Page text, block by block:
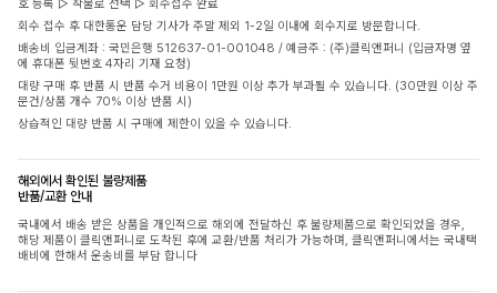
호 등록 ▷ 착불로 선택 ▷ 회수접수 완료
회수 접수 후 대한통운 담당 기사가 주말 제외 1-2일 이내에 회수지로 방문합니다.
배송비 입금계좌 : 국민은행 512637-01-001048 / 예금주 : (주)클릭앤퍼니 (입금자명 옆
에 휴대폰 뒷번호 4자리 기재 요청)
대량 구매 후 반품 시 반품 수거 비용이 1만원 이상 추가 부과될 수 있습니다. (30만원 이상 주
문건/상품 개수 70% 이상 반품 시)
상습적인 대량 반품 시 구매에 제한이 있을 수 있습니다.
해외에서 확인된 불량제품
반품/교환 안내
국내에서 배송 받은 상품을 개인적으로 해외에 전달하신 후 불량제품으로 확인되었을 경우,
해당 제품이 클릭앤퍼니로 도착된 후에 교환/반품 처리가 가능하며, 클릭앤퍼니에서는 국내택
배비에 한해서 운송비를 부담 합니다